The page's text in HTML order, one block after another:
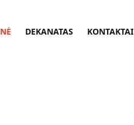
DEKANATAS KONTAKTAI